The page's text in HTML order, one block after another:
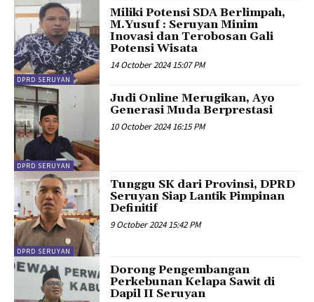
DPRD SERUYAN
Miliki Potensi SDA Berlimpah,
M.Yusuf : Seruyan Minim
Inovasi dan Terobosan Gali
Potensi Wisata
14 October 2024 15:07 PM
DPRD SERUYAN
Judi Online Merugikan, Ayo
Generasi Muda Berprestasi
10 October 2024 16:15 PM
DPRD SERUYAN
Tunggu SK dari Provinsi, DPRD
Seruyan Siap Lantik Pimpinan
Definitif
9 October 2024 15:42 PM
Dorong Pengembangan
Perkebunan Kelapa Sawit di
Dapil II Seruyan